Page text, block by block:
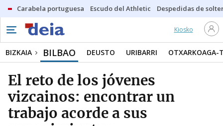
Carabela portuguesa Escudo del Athletic Despedidas de
Kiosko
BIZKAIA BILBAO DEUSTO URIBARRI OTXARKOAGA-
El reto de los jóvenes
vizcainos: encontrar un
trabajo acorde a sus